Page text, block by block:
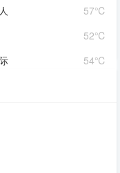
57℃
52℃
54℃